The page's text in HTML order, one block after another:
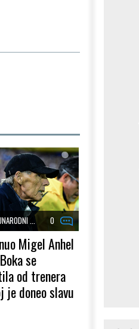
... 0
Migel Anhel
se
od trenera
je doneo slavu